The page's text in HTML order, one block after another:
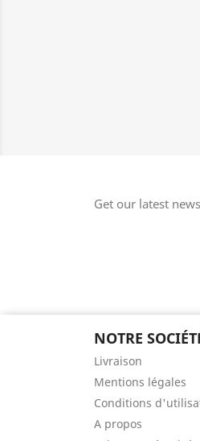
Get our latest
NOTRE
Livraison
Mentions légales
Conditions
A propos